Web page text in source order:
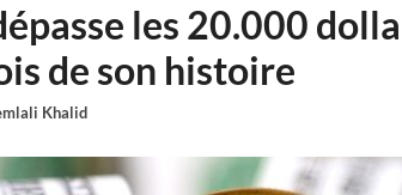
les 20.000
de son histoire
Khalid